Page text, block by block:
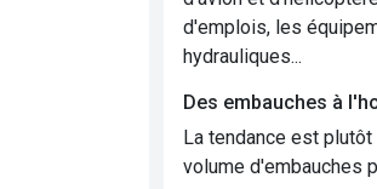
d'emplois, les
hydrauliques...
Des embauches à
La tendance est
volume d'embauches